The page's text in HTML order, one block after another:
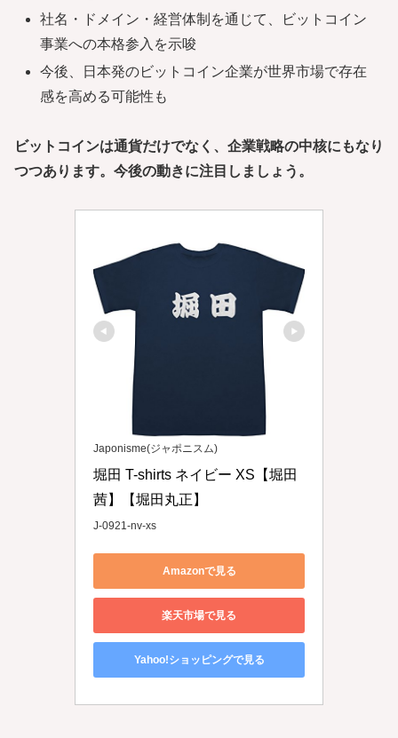
社名・ドメイン・経営体制を通じて、ビットコイン
事業への本格参入を示唆
今後、日本発のビットコイン企業が世界市場で存在
感を高める可能性も
ビットコインは通貨だけでなく、企業戦略の中核にもなり
つつあります。今後の動きに注目しましょう。
Japonisme(ジャポニスム)
堀田 T-shirts ネイビー XS【堀田
茜】【堀田丸正】
J-0921-nv-xs
Amazonで見る
楽天市場で見る
Yahoo!ショッピングで見る